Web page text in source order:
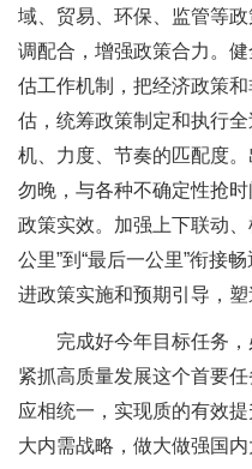
域、贸易、环保、监管等
调配合，增强政策合力。
估工作机制，把经济政策
估，统筹政策制定和执行
机、力度、节奏的匹配度
勿晚，与各种不确定性抢
政策实效。加强上下联动
公里”到“最后一公里”衔接
进政策实施和预期引导，塑
完成好今年目标任务，
紧抓高质量发展这个首要
应相统一，实现质的有效
大内需战略，做大做强国